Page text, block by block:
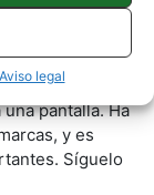
legal
en
vive por y para
redactor sobre
pantalla. Ha
y es
Síguelo